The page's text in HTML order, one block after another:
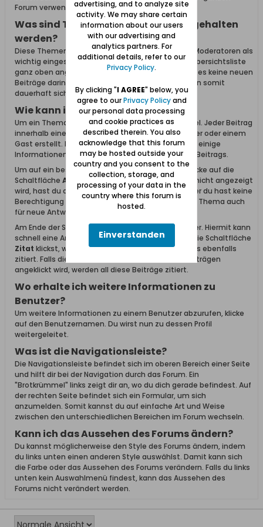
Forum verwendet.
Was sind Themen, welche oben festgehalten
werden?
Diese Themen wurden von Administratoren oder Moderatoren als
wichtig eingestuft. Diese Themen werden in der Übersichtsliste
ganz oben angezeigt und bleiben auch dort wenn es keine neuen
Beiträge darin gibt. Wichtige Informationen bleiben somit
dauerhaft sichtbar und zugänglich.
Wie kann ich Themen lesen?
Um ein Thema zu lesen, klicke einfach auf den Titel. Jeder Beitrag
innerhalb eines Themas wurde von einem Benutzer oder einem
Gast erstellt. Links neben dem Beitrag findet man einige
Informationen zum Ersteller des entsprechenden Beitrags.
Um auf ein bestehendes Thema zu antworten, klicke auf die
Schaltfläche Antworten. Falls diese Schaltfläche nicht angezeigt
wird, hast du dich entweder nicht angemeldet oder du hast keine
Berechtigung zum Antworten. Alternativ kann das Thema auch
für neue Antworten geschlossen sein.
Am Ende der Seite befindet sich ein Antwortfenster. Hiermit kann
schnell eine Antwort erstellt werden. Falls du auf die Schaltfläche
Zitat klickst, wird der Inhalt des vorherigen Beitrags ebenfalls
zitiert. Falls die Schaltfläche
in mehreren Beiträgen
angeklickt wird, werden all diese Beiträge zitiert.
Wo erhalte ich weitere Informationen zu
Benutzer?
Um weitere Informationen zu einem Benutzer abzurufen, klicke
auf den Benutzernamen. Du wirst nun zu dessen Profil
weitergeleitet.
Was ist die Navigationsleiste?
Die Navigationsleiste befindet sich im oberen Bereich einer Seite
und hilft dir bei der Navigation durch das Forum. Ein
"Brotkrümmel" links zeigt dir an, wo du dich gerade befindest. Auf
der rechten Seite befindet sich ein Formular, um sich
anzumelden. Somit kannst du auf einfache Art und Weise
zwischen den unterschiedlichen Bereichen im Forum wechseln.
Kann ich das Aussehen des Forums ändern?
Du kannst möglicherweise den Style des Forums ändern, indem
du links unten einen anderen Style auswählst. Damit kann sich
die Farbe oder das Aussehen des Forums verändern. Falls du links
unten kein Auswahlmenü findest, kann das Aussehen des
Forums nicht verändert werden.
advertising, and to analyze site
activity. We may share certain
information about our users
with our advertising and
analytics partners. For
additional details, refer to our
Privacy Policy.
By clicking "I AGREE" below, you
agree to ourPrivacy Policyand
our personal data processing
and cookie practices as
described therein. You also
acknowledge that this forum
may be hosted outside your
country and you consent to the
collection, storage, and
processing of your data in the
country where this forum is
hosted.
Einverstanden